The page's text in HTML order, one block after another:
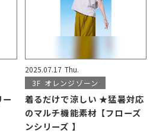
2025.07.17 Thu.
3F オレンジゾーン
着るだけで涼しい ★猛暑対応
のマルチ機能素材【フローズ
ンシリーズ 】